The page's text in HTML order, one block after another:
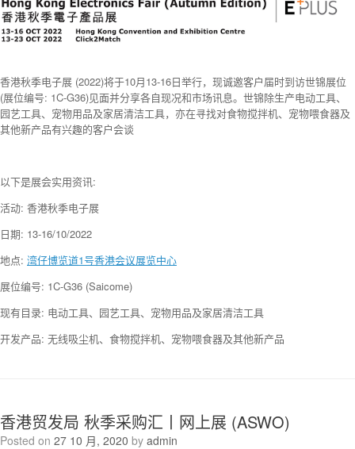
香港秋季电子展 (2022)将于10月13-16日举行，现诚邀客户届时到访世锦展位
(展位编号: 1C-G36)见面并分享各自现况和市场讯息。世锦除生产电动工具、
园艺工具、宠物用品及家居清洁工具，亦在寻找对食物搅拌机、宠物喂食器及
其他新产品有兴趣的客户会谈
以下是展会实用资讯:
活动: 香港秋季电子展
日期: 13-16/10/2022
地点: 湾仔博览道1号香港会议展览中心
展位编号: 1C-G36 (Saicome)
现有目录: 电动工具、园艺工具、宠物用品及家居清洁工具
开发产品: 无线吸尘机、食物搅拌机、宠物喂食器及其他新产品
香港贸发局 秋季采购汇丨网上展 (ASWO)
Posted on 27 10 月, 2020 by admin